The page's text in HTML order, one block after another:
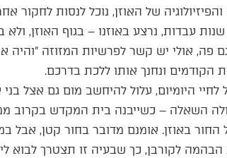
של האוזן, נוכל לנסות לחקור
עבדות, נרצע באוזנו – בגוף האוזן,
אולי יש קשר לפרשיות המזוזה "והיה
הקודמים ונחנך אותו ללכת בדרכם.
היומיום, עלול להיחשב מום גם אצל
השאלה – כשייבנה בית המקדש בקרוב
באוזן. אומנם מדובר בחור קטן, אבל
לקורבן, כך שבעיה זו תצטרך לבוא